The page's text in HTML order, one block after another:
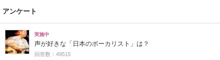
アンケート
実施中
声が好きな「日本のボーカリスト」は？
回答数：49515